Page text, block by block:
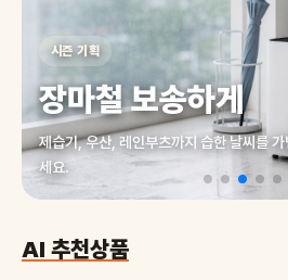
시즌 기획
장마철 보송하게
제습기, 우산, 레인부츠까지 습한 날씨를
세요.
AI 추천상품